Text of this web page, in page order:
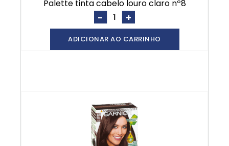
palette tinta cabelo louro claro nº8
- +
ADICIONAR AO CARRINHO